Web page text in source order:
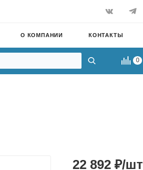
О КОМПАНИИ КОНТАКТЫ
0
22 892 ₽/шт